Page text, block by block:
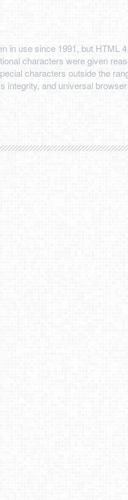
in use since 1991, but HTML
characters were given
characters outside the
integrity, and universal